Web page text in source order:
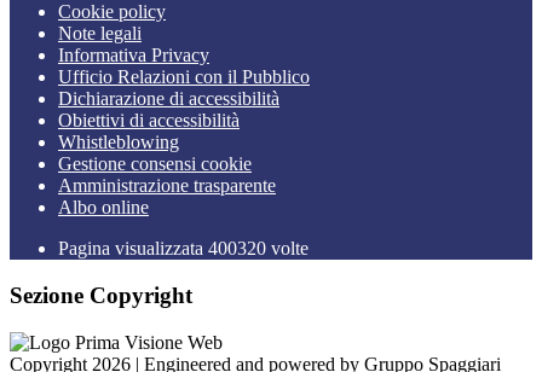
Cookie policy
Note legali
Informativa Privacy
Ufficio Relazioni con il Pubblico
Dichiarazione di accessibilità
Obiettivi di accessibilità
Whistleblowing
Gestione consensi cookie
Amministrazione trasparente
Albo online
Pagina visualizzata 400320 volte
Sezione Copyright
Copyright 2026 | Engineered and powered by Gruppo Spaggiari